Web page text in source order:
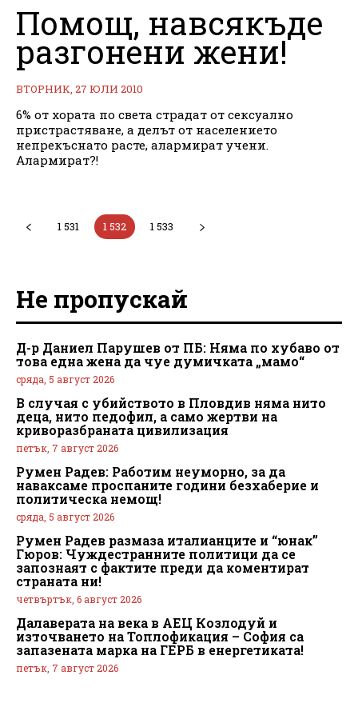
Помощ, навсякъде
разгонени жени!
ВТОРНИК, 27 ЮЛИ 2010
6% от хората по света страдат от сексуално
пристрастяване, а делът от населението
непрекъснато расте, алармират учени.
Алармират?!
1 531 1 532 1 533
Не пропускай
Д-р Даниел Парушев от ПБ: Няма по хубаво от
това една жена да чуе думичката „мамо“
сряда, 5 август 2026
В случая с убийството в Пловдив няма нито
деца, нито педофил, а само жертви на
криворазбраната цивилизация
петък, 7 август 2026
Румен Радев: Работим неуморно, за да
наваксаме проспаните години безхаберие и
политическа немощ!
сряда, 5 август 2026
Румен Радев размаза италианците и “юнак”
Гюров: Чуждестранните политици да се
запознаят с фактите преди да коментират
страната ни!
четвъртък, 6 август 2026
Далаверата на века в АЕЦ Козлодуй и
източването на Топлофикация – София са
запазената марка на ГЕРБ в енергетиката!
петък, 7 август 2026